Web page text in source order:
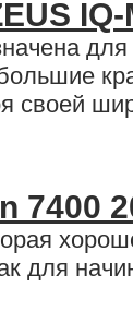
IQ-
своей
7400
для